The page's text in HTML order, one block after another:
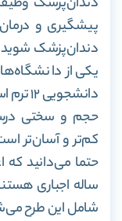
پیشگیری و
یکی از
دانشجویی ۱۲ ترم است و باید ۲۱۷ واحد درسی پاس کنید.
حجم و سختی
کم‌تر و آسان‌تر
ساله اجباری
شامل این طرح